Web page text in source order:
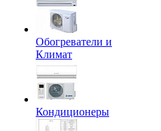
Обогреватели и
Климат
Кондиционеры